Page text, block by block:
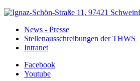
News - Presse
Stellenausschreibungen der THWS
Intranet
Facebook
Youtube